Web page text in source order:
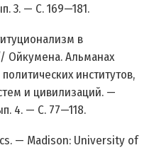
3. — С. 169—181.
в
Ойкумена. Альманах
институтов,
и цивилизаций. —
4. — С. 77—118.
— Madison: University of